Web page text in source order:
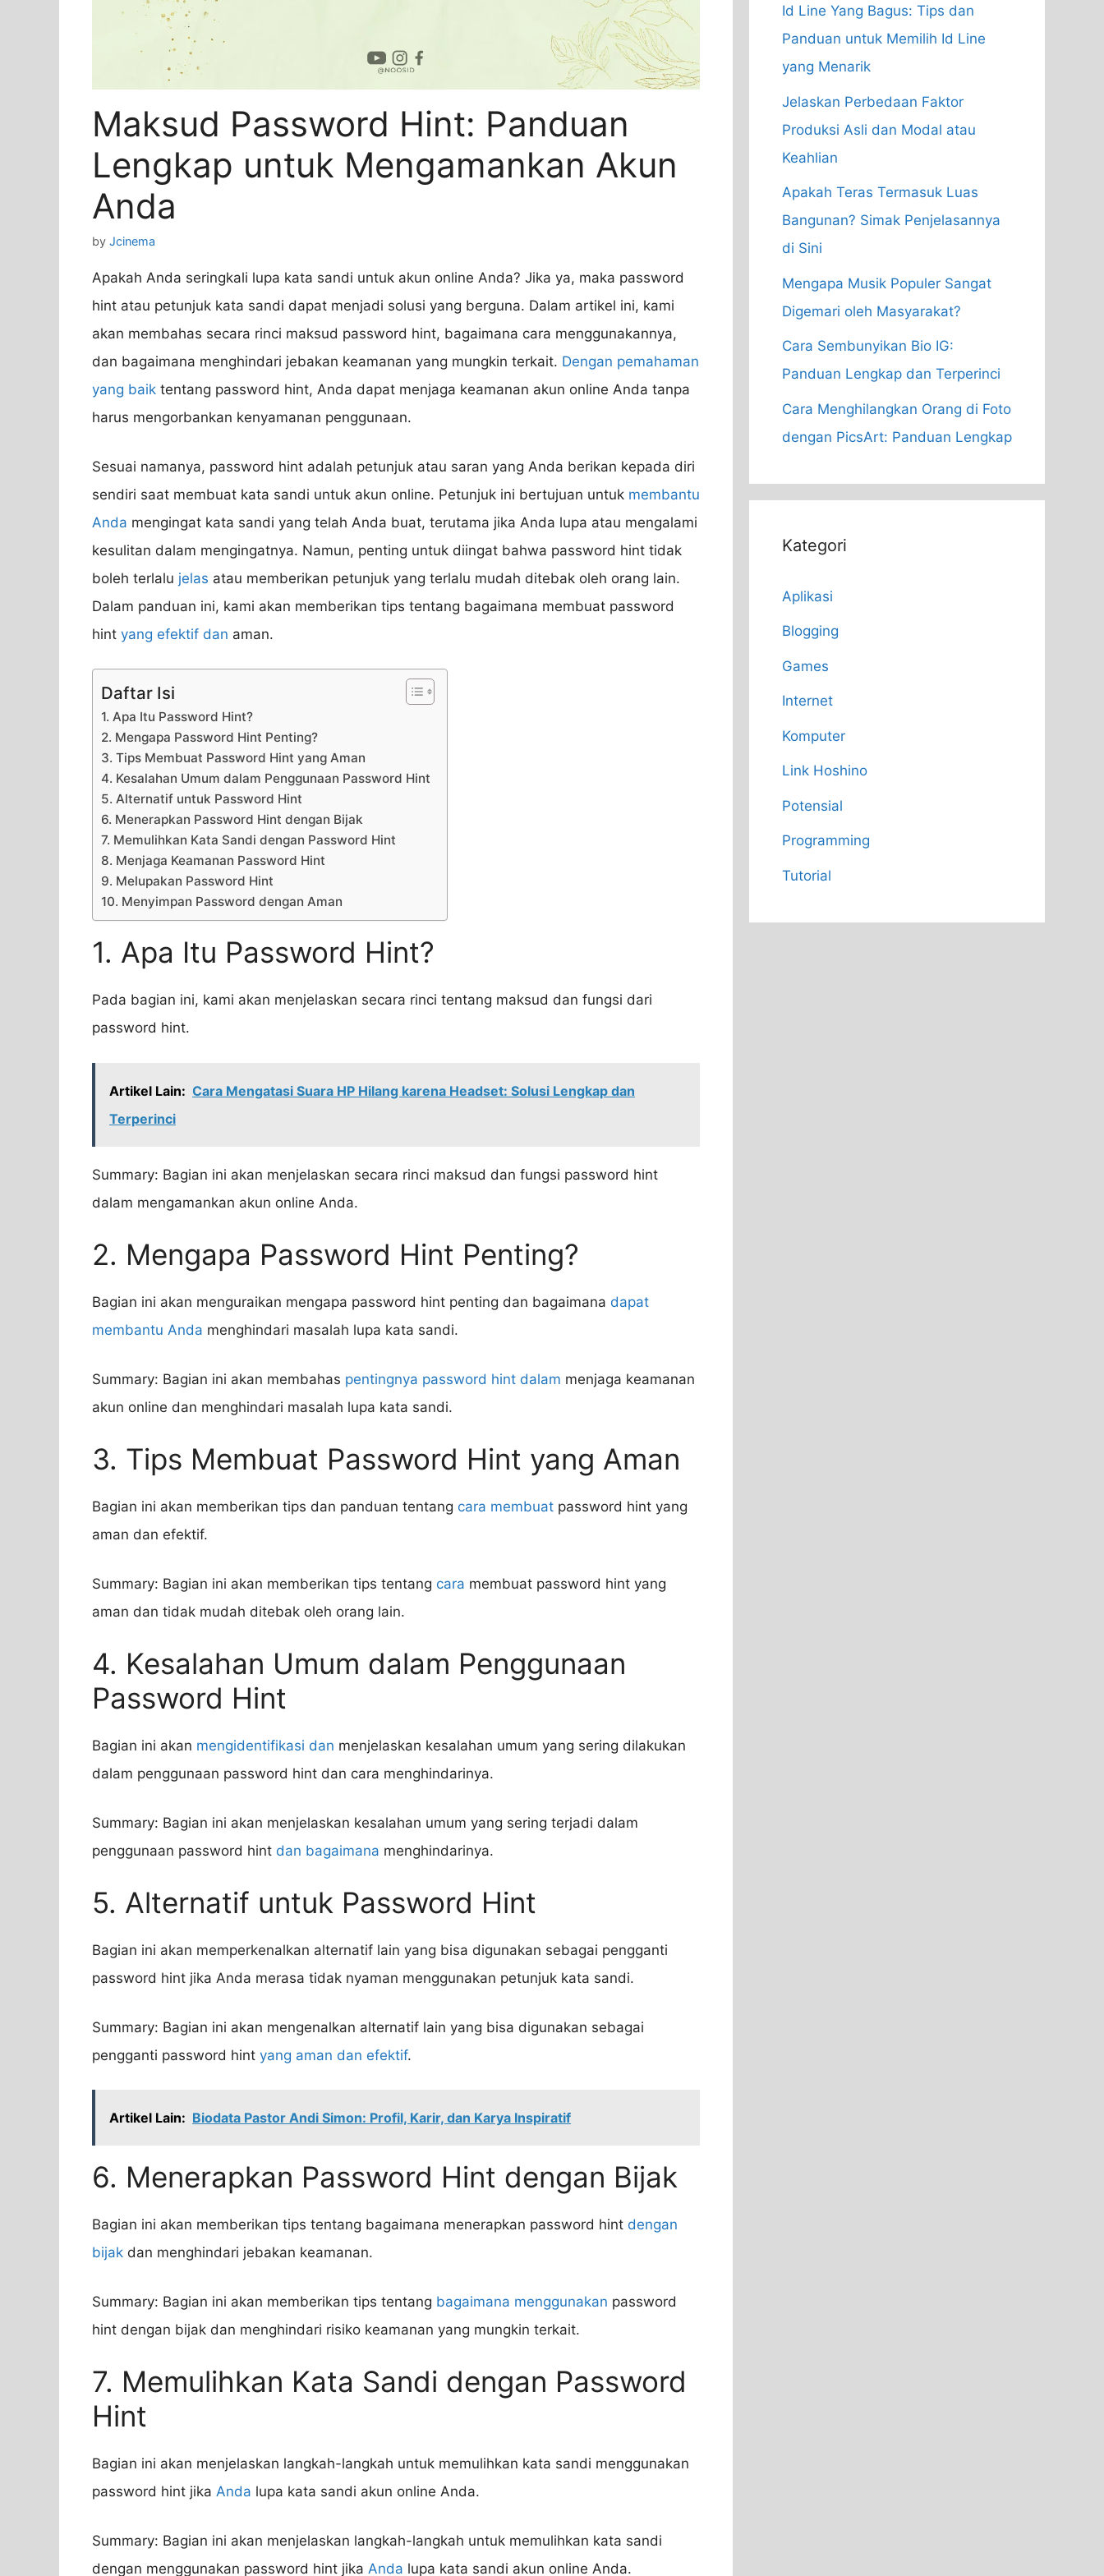
Maksud Password Hint: Panduan
Lengkap untuk Mengamankan Akun
Anda
by Jcinema
Apakah Anda seringkali lupa kata sandi untuk akun online Anda? Jika ya, maka password
hint atau petunjuk kata sandi dapat menjadi solusi yang berguna. Dalam artikel ini, kami
akan membahas secara rinci maksud password hint, bagaimana cara menggunakannya,
dan bagaimana menghindari jebakan keamanan yang mungkin terkait. Dengan pemahaman
yang baik tentang password hint, Anda dapat menjaga keamanan akun online Anda tanpa
harus mengorbankan kenyamanan penggunaan.
Sesuai namanya, password hint adalah petunjuk atau saran yang Anda berikan kepada diri
sendiri saat membuat kata sandi untuk akun online. Petunjuk ini bertujuan untuk membantu
Anda mengingat kata sandi yang telah Anda buat, terutama jika Anda lupa atau mengalami
kesulitan dalam mengingatnya. Namun, penting untuk diingat bahwa password hint tidak
boleh terlalu jelas atau memberikan petunjuk yang terlalu mudah ditebak oleh orang lain.
Dalam panduan ini, kami akan memberikan tips tentang bagaimana membuat password
hint yang efektif dan aman.
Daftar Isi
1. Apa Itu Password Hint?
2. Mengapa Password Hint Penting?
3. Tips Membuat Password Hint yang Aman
4. Kesalahan Umum dalam Penggunaan Password Hint
5. Alternatif untuk Password Hint
6. Menerapkan Password Hint dengan Bijak
7. Memulihkan Kata Sandi dengan Password Hint
8. Menjaga Keamanan Password Hint
9. Melupakan Password Hint
10. Menyimpan Password dengan Aman
1. Apa Itu Password Hint?
Pada bagian ini, kami akan menjelaskan secara rinci tentang maksud dan fungsi dari
password hint.
Artikel Lain: Cara Mengatasi Suara HP Hilang karena Headset: Solusi Lengkap dan
Terperinci
Summary: Bagian ini akan menjelaskan secara rinci maksud dan fungsi password hint
dalam mengamankan akun online Anda.
2. Mengapa Password Hint Penting?
Bagian ini akan menguraikan mengapa password hint penting dan bagaimana dapat
membantu Anda menghindari masalah lupa kata sandi.
Summary: Bagian ini akan membahas pentingnya password hint dalam menjaga keamanan
akun online dan menghindari masalah lupa kata sandi.
3. Tips Membuat Password Hint yang Aman
Bagian ini akan memberikan tips dan panduan tentang cara membuat password hint yang
aman dan efektif.
Summary: Bagian ini akan memberikan tips tentang cara membuat password hint yang
aman dan tidak mudah ditebak oleh orang lain.
4. Kesalahan Umum dalam Penggunaan
Password Hint
Bagian ini akan mengidentifikasi dan menjelaskan kesalahan umum yang sering dilakukan
dalam penggunaan password hint dan cara menghindarinya.
Summary: Bagian ini akan menjelaskan kesalahan umum yang sering terjadi dalam
penggunaan password hint dan bagaimana menghindarinya.
5. Alternatif untuk Password Hint
Bagian ini akan memperkenalkan alternatif lain yang bisa digunakan sebagai pengganti
password hint jika Anda merasa tidak nyaman menggunakan petunjuk kata sandi.
Summary: Bagian ini akan mengenalkan alternatif lain yang bisa digunakan sebagai
pengganti password hint yang aman dan efektif.
Artikel Lain: Biodata Pastor Andi Simon: Profil, Karir, dan Karya Inspiratif
6. Menerapkan Password Hint dengan Bijak
Bagian ini akan memberikan tips tentang bagaimana menerapkan password hint dengan
bijak dan menghindari jebakan keamanan.
Summary: Bagian ini akan memberikan tips tentang bagaimana menggunakan password
hint dengan bijak dan menghindari risiko keamanan yang mungkin terkait.
7. Memulihkan Kata Sandi dengan Password
Hint
Bagian ini akan menjelaskan langkah-langkah untuk memulihkan kata sandi menggunakan
password hint jika Anda lupa kata sandi akun online Anda.
Summary: Bagian ini akan menjelaskan langkah-langkah untuk memulihkan kata sandi
dengan menggunakan password hint jika Anda lupa kata sandi akun online Anda.
Id Line Yang Bagus: Tips dan
Panduan untuk Memilih Id Line
yang Menarik
Jelaskan Perbedaan Faktor
Produksi Asli dan Modal atau
Keahlian
Apakah Teras Termasuk Luas
Bangunan? Simak Penjelasannya
di Sini
Mengapa Musik Populer Sangat
Digemari oleh Masyarakat?
Cara Sembunyikan Bio IG:
Panduan Lengkap dan Terperinci
Cara Menghilangkan Orang di Foto
dengan PicsArt: Panduan Lengkap
Kategori
Aplikasi
Blogging
Games
Internet
Komputer
Link Hoshino
Potensial
Programming
Tutorial